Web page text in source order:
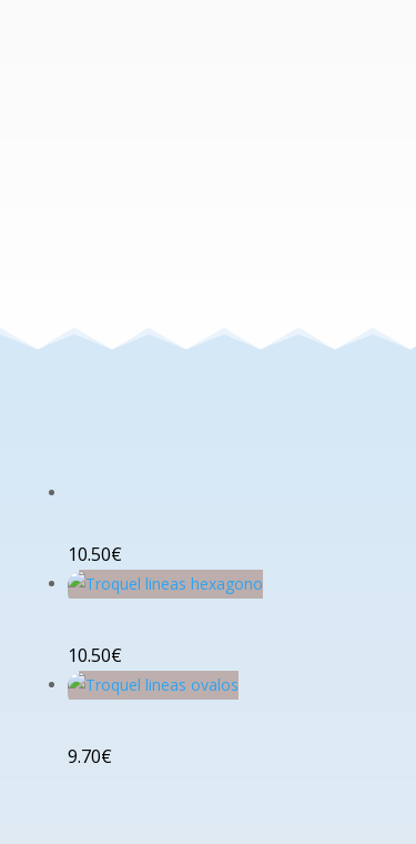
10.50€
10.50€
9.70€